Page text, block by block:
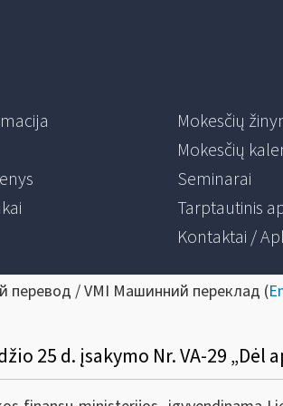
Mokesčių
Mokesčių
Seminarai
Tarptautinis
Kontaktai /
перевод / VMI Машинний переклад (